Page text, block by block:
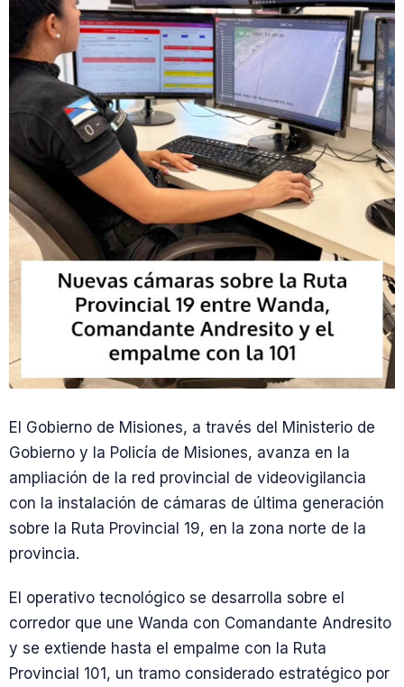
El Gobierno de Misiones, a través del Ministerio de
Gobierno y la Policía de Misiones, avanza en la
ampliación de la red provincial de videovigilancia
con la instalación de cámaras de última generación
sobre la Ruta Provincial 19, en la zona norte de la
provincia.
El operativo tecnológico se desarrolla sobre el
corredor que une Wanda con Comandante Andresito
y se extiende hasta el empalme con la Ruta
Provincial 101, un tramo considerado estratégico por